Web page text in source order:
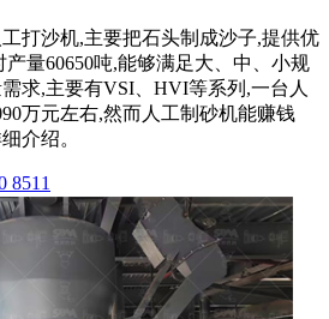
打沙机,主要把石头制成沙子,提供优
产量60650吨,能够满足大、中、小规
求,主要有VSI、HVI等系列,一台人
万元左右,然而人工制砂机能赚钱
介绍。
8511